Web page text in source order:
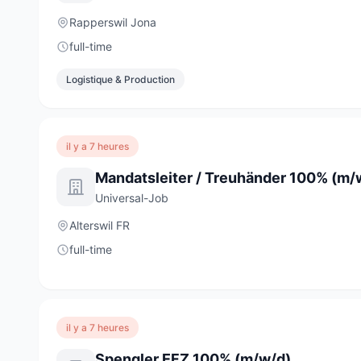
Rapperswil Jona
full-time
Logistique & Production
il y a 7 heures
Mandatsleiter / Treuhänder 100%
Universal-Job
Alterswil FR
full-time
il y a 7 heures